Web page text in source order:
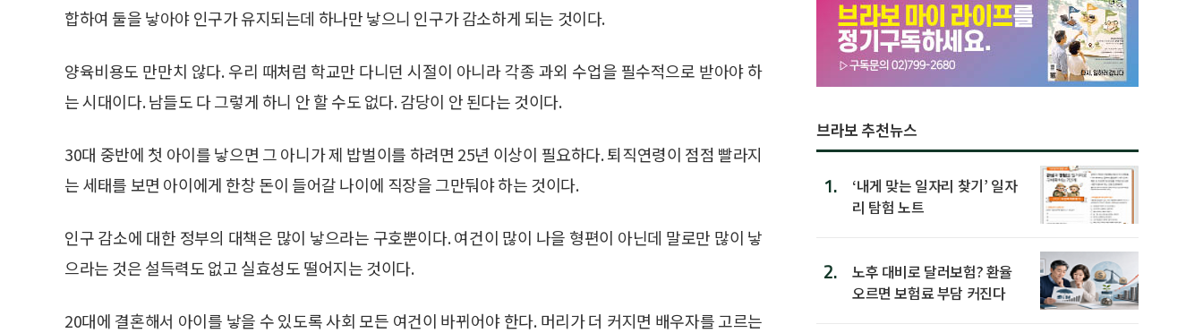
합하여 둘을 낳아야 인구가 유지되는데 하나만 낳으니 인구가 감소하게 되는 것이다.
양육비용도 만만치 않다. 우리 때처럼 학교만 다니던 시절이 아니라 각종 과외 수업을 필수적으로 받아야 하
는 시대이다. 남들도 다 그렇게 하니 안 할 수도 없다. 감당이 안 된다는 것이다.
30대 중반에 첫 아이를 낳으면 그 아니가 제 밥벌이를 하려면 25년 이상이 필요하다. 퇴직연령이 점점 빨라지
는 세태를 보면 아이에게 한창 돈이 들어갈 나이에 직장을 그만둬야 하는 것이다.
인구 감소에 대한 정부의 대책은 많이 낳으라는 구호뿐이다. 여건이 많이 나을 형편이 아닌데 말로만 많이 낳
으라는 것은 설득력도 없고 실효성도 떨어지는 것이다.
20대에 결혼해서 아이를 낳을 수 있도록 사회 모든 여건이 바뀌어야 한다. 머리가 더 커지면 배우자를 고르는
브라보 추천뉴스
1.
‘내게 맞는 일자리 찾기’ 일자
리 탐험 노트
2.
노후 대비로 달러보험? 환율
오르면 보험료 부담 커진다